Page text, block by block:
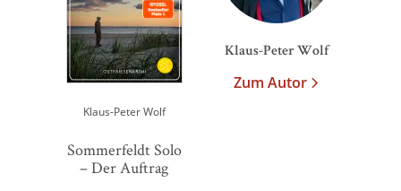
This content is not permitted to load due to
trackers that are not disclosed to the visitor.
The website owner needs to setup the site
with their CMP to add this content to the list
of technologies used.
Powered by
Platform
Klaus-Peter Wolf
Sommerfeldt Solo
– Der Auftrag
Klaus-Peter Wolf
Zum Autor